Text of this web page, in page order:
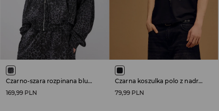
Czarno-szara rozpinana bluza w panterkę z kapturem
169,99 PLN
Czarna koszulka polo z nadrukiem z motywem tribal
79,99 PLN